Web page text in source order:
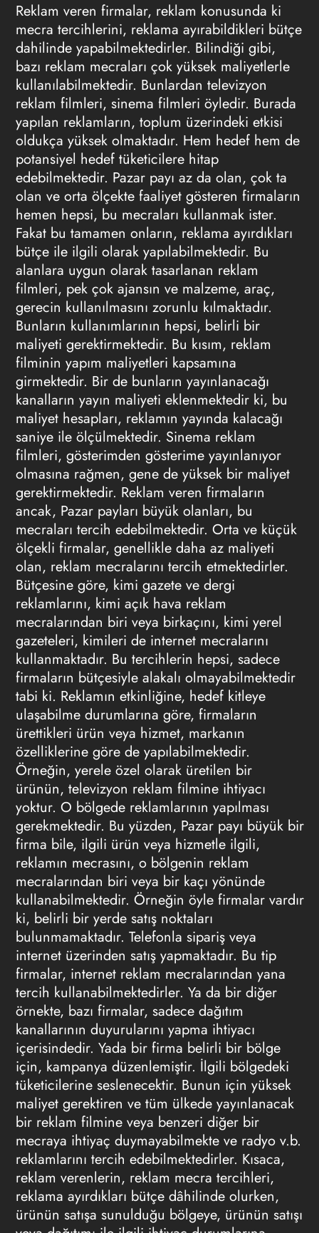
Reklam veren firmalar, reklam konusunda ki
mecra tercihlerini, reklama ayırabildikleri bütçe
dahilinde yapabilmektedirler. Bilindiği gibi,
bazı reklam mecraları çok yüksek maliyetlerle
kullanılabilmektedir. Bunlardan televizyon
reklam filmleri, sinema filmleri öyledir. Burada
yapılan reklamların, toplum üzerindeki etkisi
oldukça yüksek olmaktadır. Hem hedef hem de
potansiyel hedef tüketicilere hitap
edebilmektedir. Pazar payı az da olan, çok ta
olan ve orta ölçekte faaliyet gösteren firmaların
hemen hepsi, bu mecraları kullanmak ister.
Fakat bu tamamen onların, reklama ayırdıkları
bütçe ile ilgili olarak yapılabilmektedir. Bu
alanlara uygun olarak tasarlanan reklam
filmleri, pek çok ajansın ve malzeme, araç,
gerecin kullanılmasını zorunlu kılmaktadır.
Bunların kullanımlarının hepsi, belirli bir
maliyeti gerektirmektedir. Bu kısım, reklam
filminin yapım maliyetleri kapsamına
girmektedir. Bir de bunların yayınlanacağı
kanalların yayın maliyeti eklenmektedir ki, bu
maliyet hesapları, reklamın yayında kalacağı
saniye ile ölçülmektedir. Sinema reklam
filmleri, gösterimden gösterime yayınlanıyor
olmasına rağmen, gene de yüksek bir maliyet
gerektirmektedir. Reklam veren firmaların
ancak, Pazar payları büyük olanları, bu
mecraları tercih edebilmektedir. Orta ve küçük
ölçekli firmalar, genellikle daha az maliyeti
olan, reklam mecralarını tercih etmektedirler.
Bütçesine göre, kimi gazete ve dergi
reklamlarını, kimi açık hava reklam
mecralarından biri veya birkaçını, kimi yerel
gazeteleri, kimileri de internet mecralarını
kullanmaktadır. Bu tercihlerin hepsi, sadece
firmaların bütçesiyle alakalı olmayabilmektedir
tabi ki. Reklamın etkinliğine, hedef kitleye
ulaşabilme durumlarına göre, firmaların
ürettikleri ürün veya hizmet, markanın
özelliklerine göre de yapılabilmektedir.
Örneğin, yerele özel olarak üretilen bir
ürünün, televizyon reklam filmine ihtiyacı
yoktur. O bölgede reklamlarının yapılması
gerekmektedir. Bu yüzden, Pazar payı büyük bir
firma bile, ilgili ürün veya hizmetle ilgili,
reklamın mecrasını, o bölgenin reklam
mecralarından biri veya bir kaçı yönünde
kullanabilmektedir. Örneğin öyle firmalar vardır
ki, belirli bir yerde satış noktaları
bulunmamaktadır. Telefonla sipariş veya
internet üzerinden satış yapmaktadır. Bu tip
firmalar, internet reklam mecralarından yana
tercih kullanabilmektedirler. Ya da bir diğer
örnekte, bazı firmalar, sadece dağıtım
kanallarının duyurularını yapma ihtiyacı
içerisindedir. Yada bir firma belirli bir bölge
için, kampanya düzenlemiştir. İlgili bölgedeki
tüketicilerine seslenecektir. Bunun için yüksek
maliyet gerektiren ve tüm ülkede yayınlanacak
bir reklam filmine veya benzeri diğer bir
mecraya ihtiyaç duymayabilmekte ve radyo v.b.
reklamlarını tercih edebilmektedirler. Kısaca,
reklam verenlerin, reklam mecra tercihleri,
reklama ayırdıkları bütçe dâhilinde olurken,
ürünün satışa sunulduğu bölgeye, ürünün satışı